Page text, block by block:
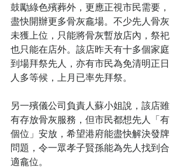
鼓勵綠色殯葬外，更應正視市民需要，
盡快開辦更多骨灰龕場。不少先人骨灰
未獲上位，只能將骨灰暫放店內，祭祀
也只能在店外。該店昨天有十多個家庭
到場拜祭先人，亦有市民為免清明正日
人多等候，上月已率先拜祭。
另一殯儀公司負責人蘇小姐說，該店雖
有存放骨灰服務，但市民都想先人「有
個位」安放，希望港府能盡快解決發牌
問題，令一眾孝子賢孫能為先人找到合
適龕位。